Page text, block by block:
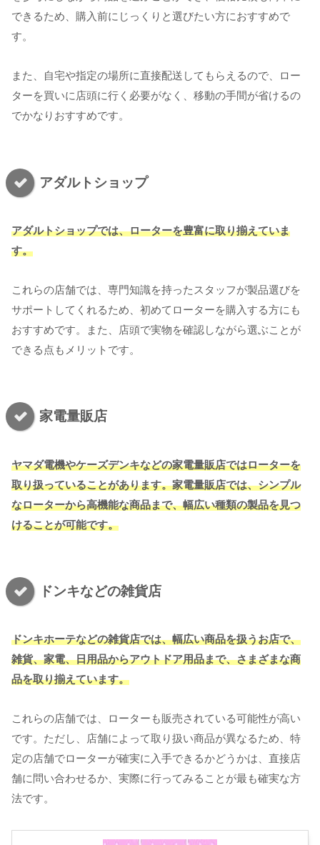
できるため、購入前にじっくりと選びたい方におすすめで
す。
また、自宅や指定の場所に直接配送してもらえるので、ロー
ターを買いに店頭に行く必要がなく、移動の手間が省けるの
でかなりおすすめです。
アダルトショップ
アダルトショップでは、ローターを豊富に取り揃えていま
す。
これらの店舗では、専門知識を持ったスタッフが製品選びを
サポートしてくれるため、初めてローターを購入する方にも
おすすめです。また、店頭で実物を確認しながら選ぶことが
できる点もメリットです。
家電量販店
ヤマダ電機やケーズデンキなどの家電量販店ではローターを
取り扱っていることがあります。家電量販店では、シンプル
なローターから高機能な商品まで、幅広い種類の製品を見つ
けることが可能です。
ドンキなどの雑貨店
ドンキホーテなどの雑貨店では、幅広い商品を扱うお店で、
雑貨、家電、日用品からアウトドア用品まで、さまざまな商
品を取り揃えています。
これらの店舗では、ローターも販売されている可能性が高い
です。ただし、店舗によって取り扱い商品が異なるため、特
定の店舗でローターが確実に入手できるかどうかは、直接店
舗に問い合わせるか、実際に行ってみることが最も確実な方
法です。